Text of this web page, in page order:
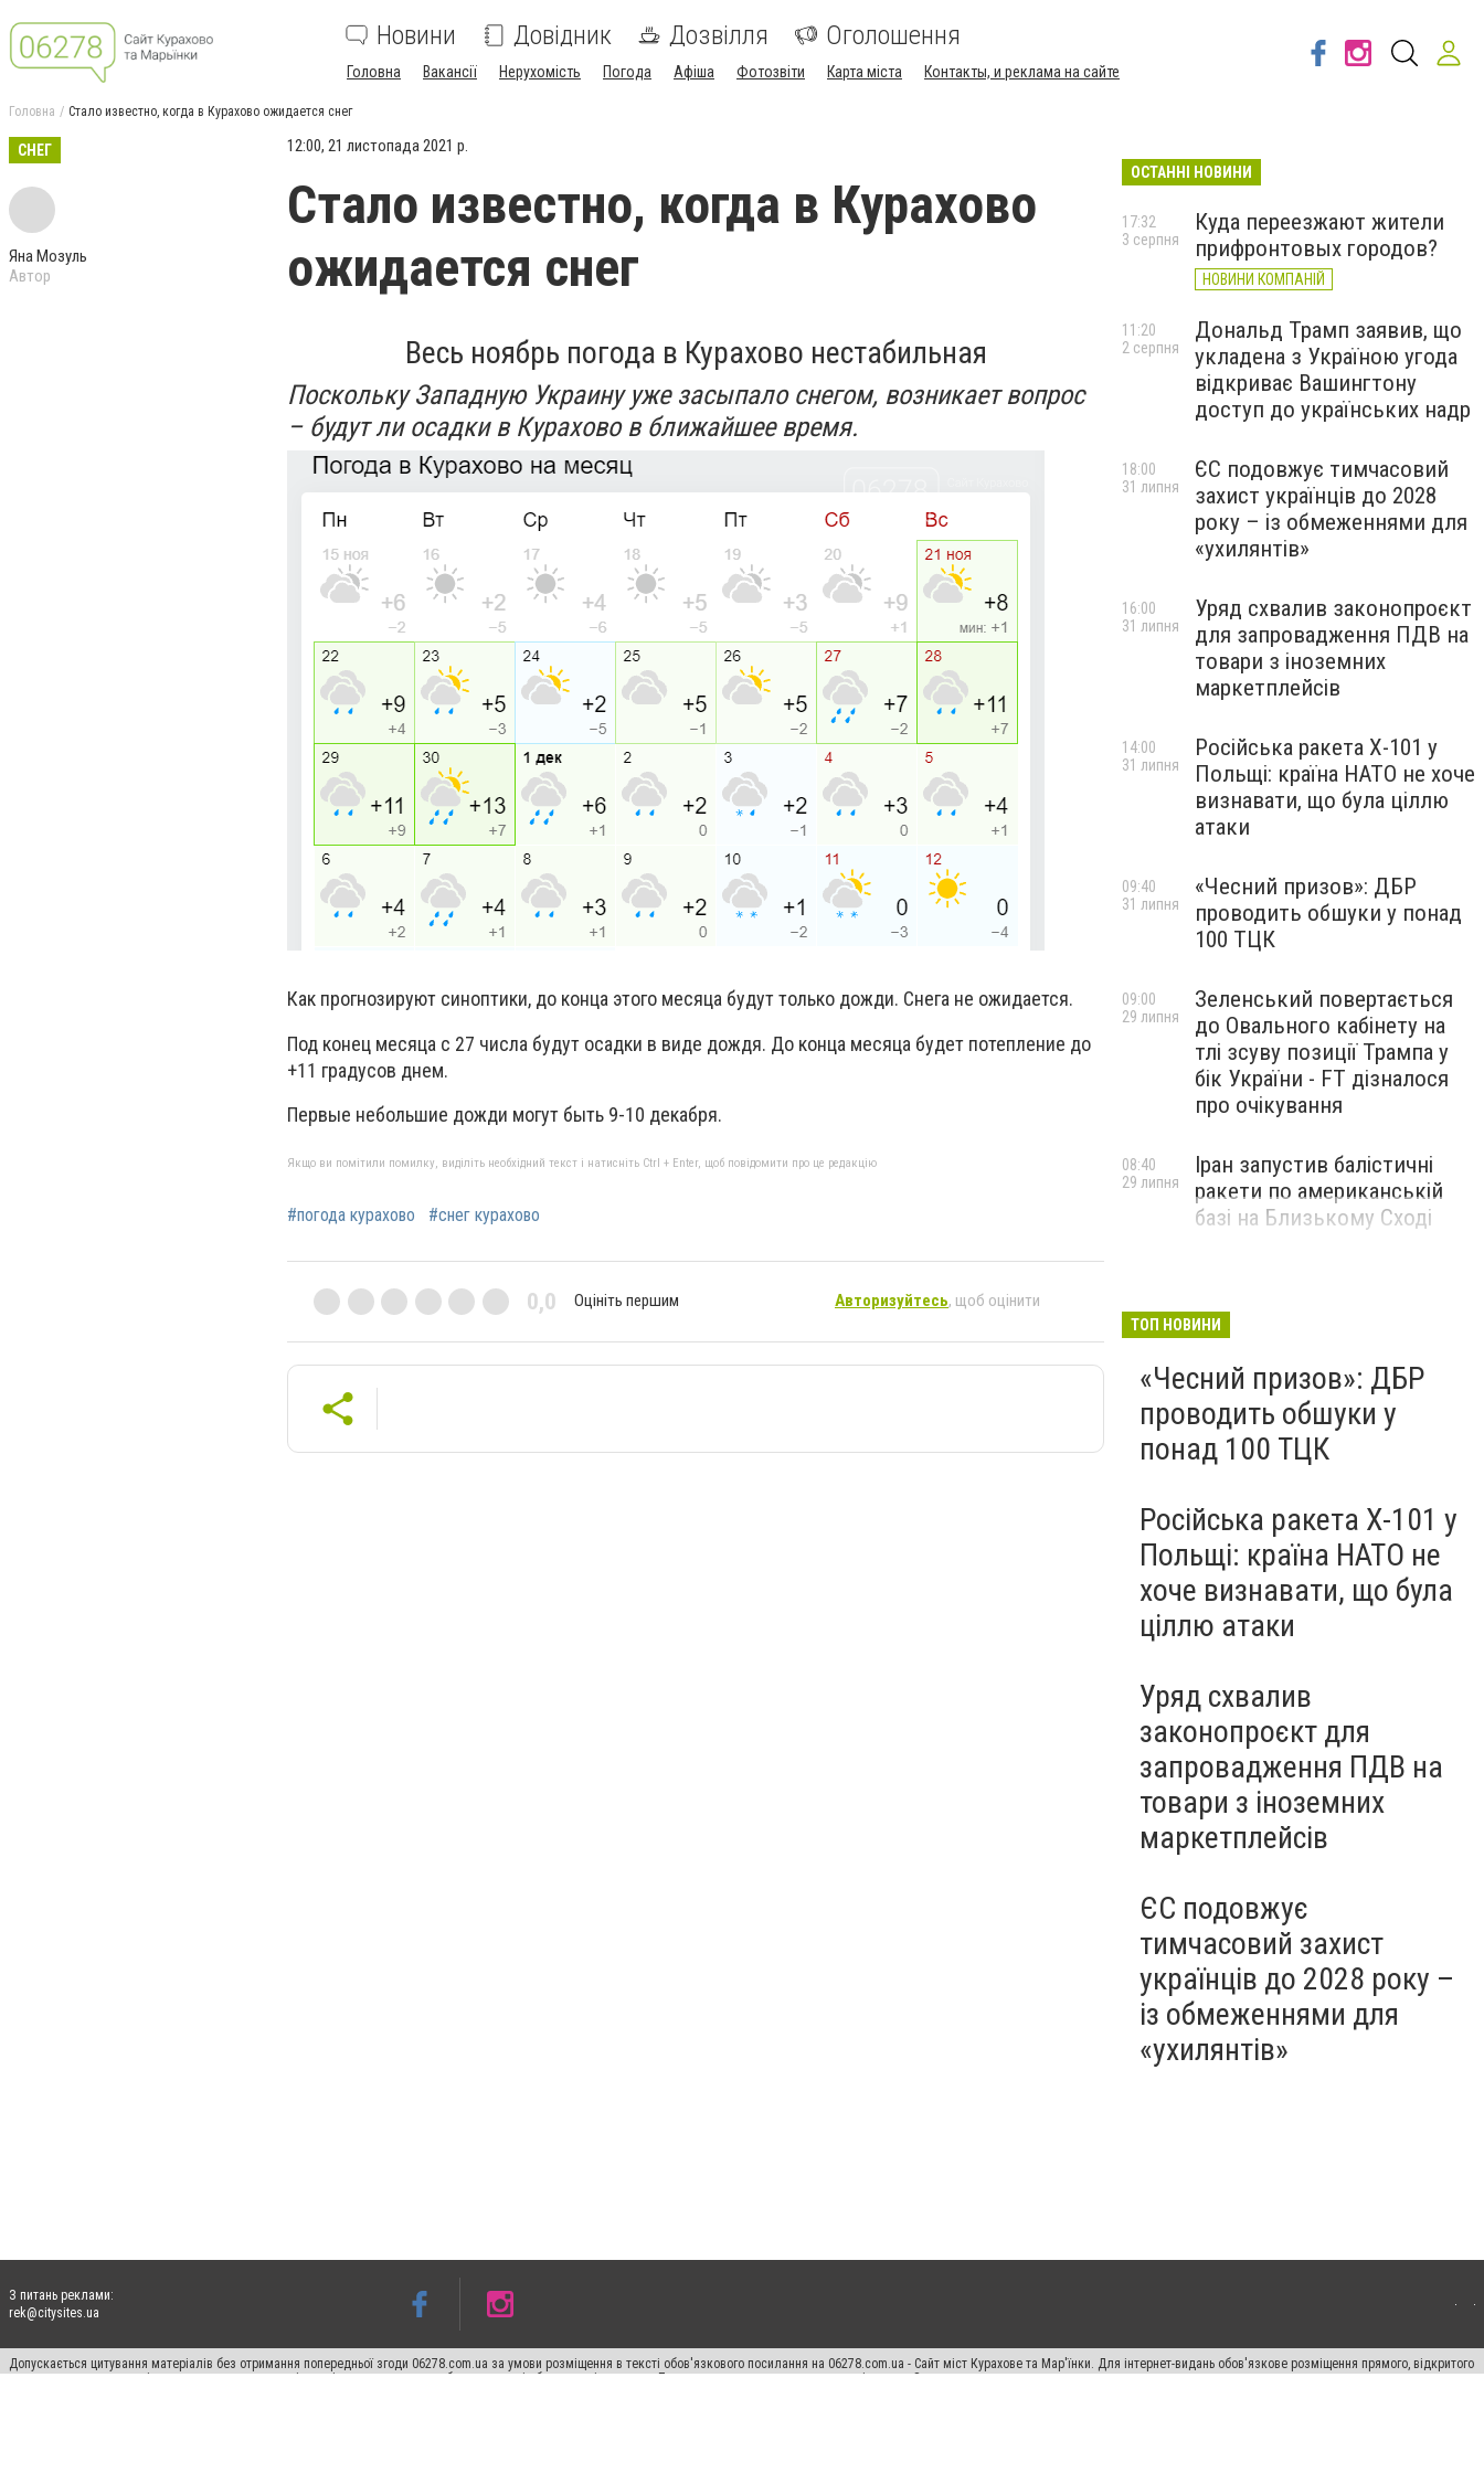
Новини Довідник Дозвілля Оголошення
Головна Вакансії Нерухомість Погода Афіша Фотозвіти Карта міста Контакты, и реклама на сайте
Головна Стало известно, когда в Курахово ожидается снег
СНЕГ
Яна Мозуль
Автор
12:00, 21 листопада 2021 р.
Стало известно, когда в Курахово
ожидается снег
Весь ноябрь погода в Курахово нестабильная
Поскольку Западную Украину уже засыпало снегом, возникает вопрос
– будут ли осадки в Курахово в ближайшее время.
Как прогнозируют синоптики, до конца этого месяца будут только дожди. Снега не ожидается.
Под конец месяца с 27 числа будут осадки в виде дождя. До конца месяца будет потепление до
+11 градусов днем.
Первые небольшие дожди могут быть 9-10 декабря.
Якщо ви помітили помилку, виділіть необхідний текст і натисніть Ctrl + Enter, щоб повідомити про це редакцію
#погода курахово #снег курахово
0,0 Оцініть першим Авторизуйтесь, щоб оцінити
ОСТАННІ НОВИНИ
Куда переезжают жители
прифронтовых городов?
НОВИНИ КОМПАНІЙ
17:32
3 серпня
Дональд Трамп заявив, що
укладена з Україною угода
відкриває Вашингтону
доступ до українських надр
11:20
2 серпня
ЄС подовжує тимчасовий
захист українців до 2028
року – із обмеженнями для
«ухилянтів»
18:00
31 липня
Уряд схвалив законопроєкт
для запровадження ПДВ на
товари з іноземних
маркетплейсів
16:00
31 липня
Російська ракета Х-101 у
Польщі: країна НАТО не хоче
визнавати, що була ціллю
атаки
14:00
31 липня
«Чесний призов»: ДБР
проводить обшуки у понад
100 ТЦК
09:40
31 липня
Зеленський повертається
до Овального кабінету на
тлі зсуву позиції Трампа у
бік України - FT дізналося
про очікування
09:00
29 липня
Іран запустив балістичні
ракети по американській
базі на Близькому Сході
08:40
29 липня
ТОП НОВИНИ
«Чесний призов»: ДБР
проводить обшуки у
понад 100 ТЦК
Російська ракета Х-101 у
Польщі: країна НАТО не
хоче визнавати, що була
ціллю атаки
Уряд схвалив
законопроєкт для
запровадження ПДВ на
товари з іноземних
маркетплейсів
ЄС подовжує
тимчасовий захист
українців до 2028 року –
із обмеженнями для
«ухилянтів»
З питань реклами:
rek@citysites.ua
Допускається цитування матеріалів без отримання попередньої згоди 06278.com.ua за умови розміщення в тексті обов'язкового посилання на 06278.com.ua - Сайт міст Курахове та Мар'їнки. Для інтернет-видань обов'язкове розміщення прямого, відкритого
для пошукових систем гіперпосилання на цитовані статті не нижче другого абзацу в тексті або в якості джерела. Порушення виняткових прав переслідується Законом.